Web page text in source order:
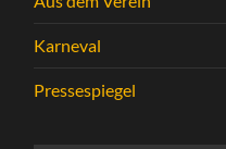
Karneval
Pressespiegel